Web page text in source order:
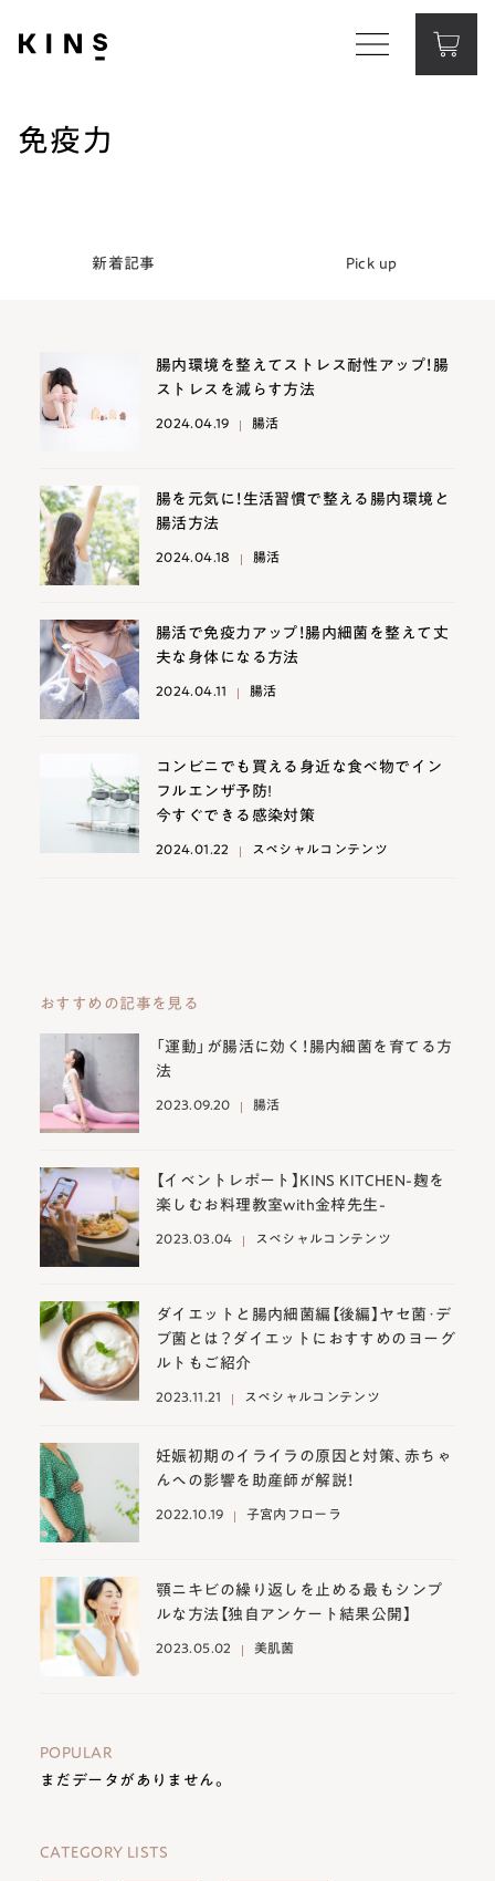
免疫力
新着記事 Pick up
2024.04.19 腸活
腸内環境を整えてストレス耐性アップ！腸
ストレスを減らす方法
2024.04.18 腸活
腸を元気に！生活習慣で整える腸内環境と
腸活方法
2024.04.11 腸活
腸活で免疫力アップ！腸内細菌を整えて丈
夫な身体になる方法
2024.01.22 スペシャルコンテンツ
コンビニでも買える身近な食べ物でイン
フルエンザ予防!
今すぐできる感染対策
おすすめの記事を見る
「運動」が腸活に効く！腸内細菌を育てる方
法
2023.09.20 腸活
【イベントレポート】KINS KITCHEN-麹を
楽しむお料理教室with金梓先生-
2023.03.04 スペシャルコンテンツ
ダイエットと腸内細菌編【後編】ヤセ菌･デ
ブ菌とは？ダイエットにおすすめのヨーグ
ルトもご紹介
2023.11.21 スペシャルコンテンツ
妊娠初期のイライラの原因と対策、赤ちゃ
んへの影響を助産師が解説！
2022.10.19 子宮内フローラ
顎ニキビの繰り返しを止める最もシンプ
ルな方法【独自アンケート結果公開】
2023.05.02 美肌菌
POPULAR
まだデータがありません。
CATEGORY LISTS